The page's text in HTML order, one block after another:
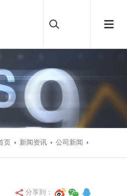
页 新闻资讯 公司新闻
分享到：